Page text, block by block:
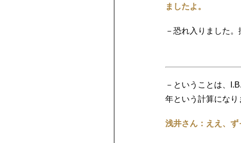
ましたよ。
－恐れ入りました
－ということは、
年という計算になり
浅井さん：ええ、ず